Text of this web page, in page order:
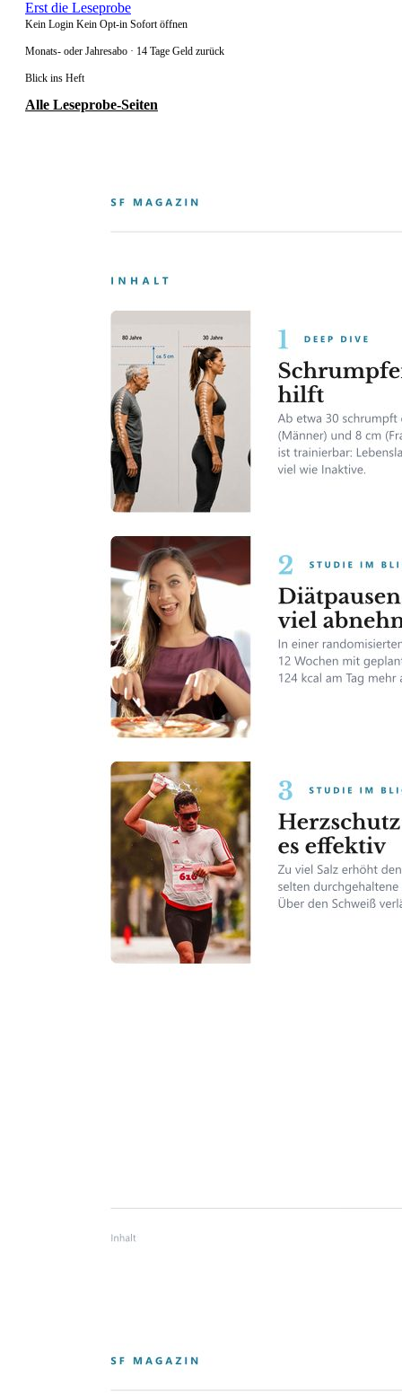
Erst die Leseprobe
Kein Login Kein Opt-in Sofort öffnen
Monats- oder Jahresabo · 14 Tage Geld zurück
Blick ins Heft
Alle Leseprobe-Seiten